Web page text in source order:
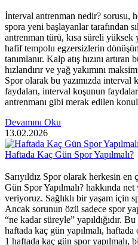
İnterval antrenman nedir? sorusu,
spora yeni başlayanlar tarafından
antrenman türü, kısa süreli
hafif tempolu egzersizlerin
tanımlanır. Kalp atış hızını
hızlandırır ve yağ yakımını
Spor olarak bu yazımızda interval
faydaları, interval koşunun
antrenmanı gibi merak edilen
Devamını Oku
13.02.2026
Haftada Kaç Gün Spor Yapılmalı?
Sarıyıldız Spor olarak herkesin
Gün Spor Yapılmalı? hakkında
veriyoruz. Sağlıklı bir yaşam için
Ancak sorunun özü sadece spor
“ne kadar süreyle” yapıldığıdır.
haftada kaç gün yapılmalı,
1 haftada kaç gün spor yapılmalı,